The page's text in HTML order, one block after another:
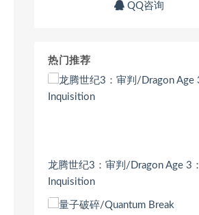
QQ咨询
热门推荐
龙腾世纪3：审判/Dragon Age 3：
Inquisition